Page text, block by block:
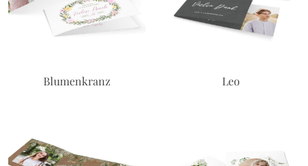
Blumenkranz Leo